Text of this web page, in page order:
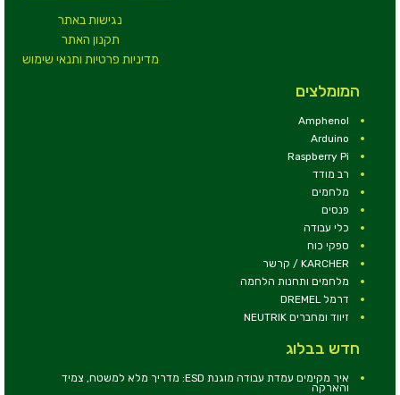
נגישות באתר
תקנון האתר
מדיניות פרטיות ותנאי שימוש
המומלצים
Amphenol
Arduino
Raspberry Pi
רב מודד
מלחמים
פנסים
כלי עבודה
ספקי כוח
KARCHER / קרשר
מלחמים ותחנות הלחמה
דרמל DREMEL
זיווד ומחברים NEUTRIK
חדש בבלוג
איך מקימים עמדת עבודה מוגנת ESD: מדריך מלא למשטח, צמיד
והארקה